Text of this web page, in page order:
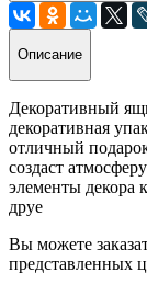
Описание
Декоративный
декоративная
отличный
создаст
элементы декора
друе
Вы можете
представленных